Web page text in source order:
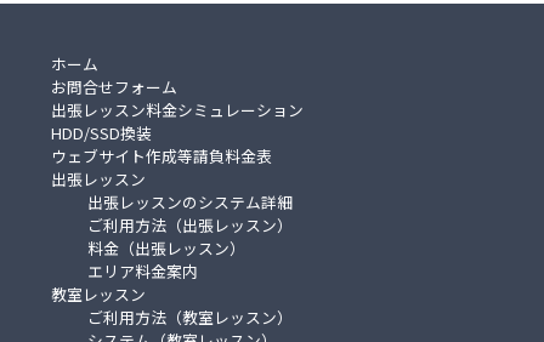
ホーム
お問合せフォーム
出張レッスン料金シミュレーション
HDD/SSD換装
ウェブサイト作成等請負料金表
出張レッスン
出張レッスンのシステム詳細
ご利用方法（出張レッスン）
料金（出張レッスン）
エリア料金案内
教室レッスン
ご利用方法（教室レッスン）